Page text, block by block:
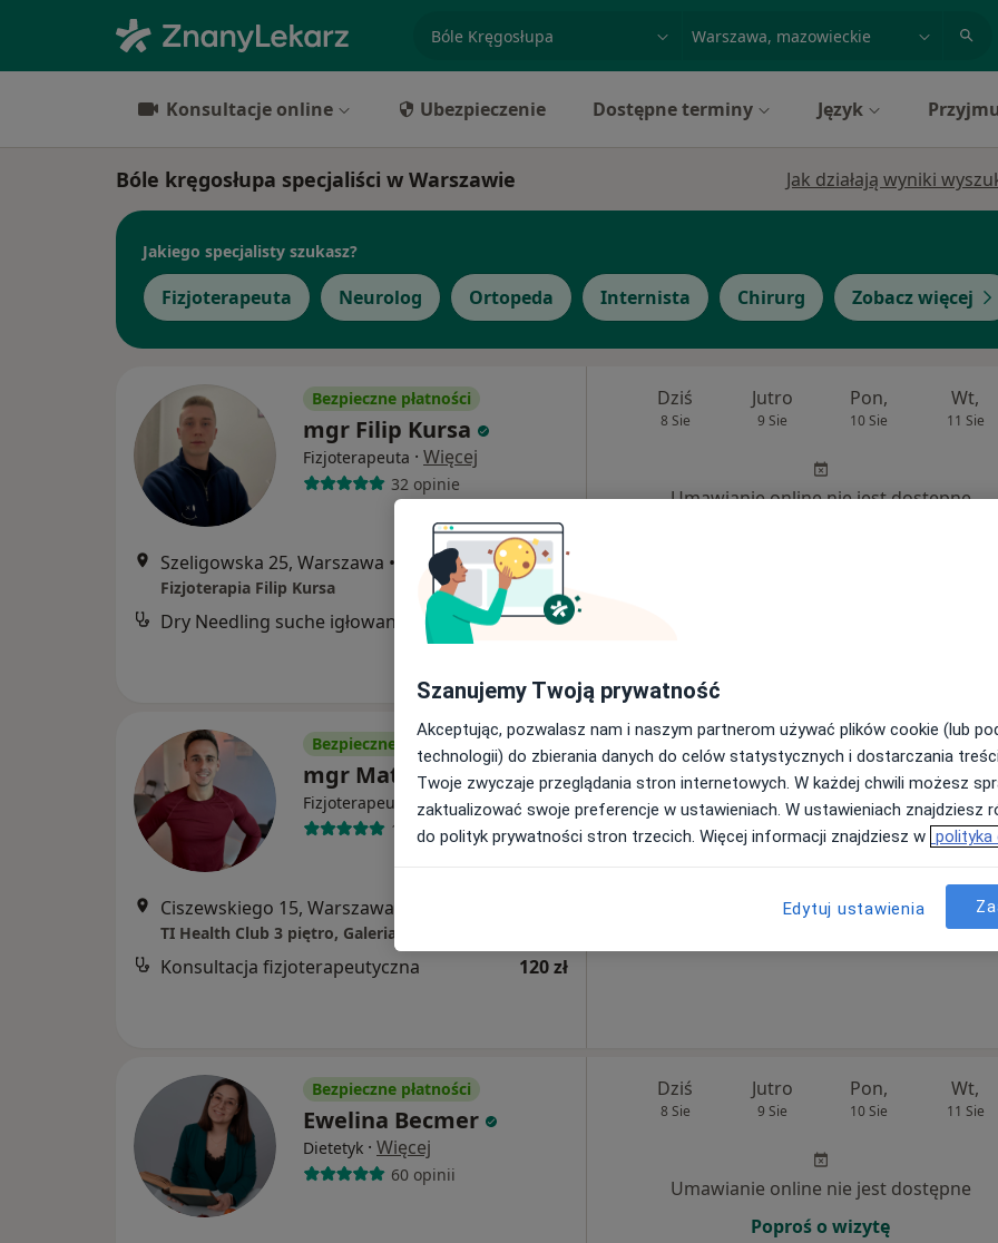
specjalizacja, badanie lub nazwisko
Konsultacje online Ubezpieczenie Dostępne terminy Język
Bóle kręgosłupa specjaliści w Warszawie Jak działają wyniki
Jakiego specjalisty szukasz?
Fizjoterapeuta Neurolog Ortopeda Internista Chirurg Zobacz więcej
Bezpieczne płatności
mgr Filip Kursa
Fizjoterapeuta · Więcej
32 opinie
Szeligowska 25, Warszawa • Mapa
Fizjoterapia Filip Kursa
Dry Needling suche igłowanie 220 zł
Dziś
8 Sie
Jutro
9 Sie
Pon,
10 Sie
Wt,
11 Sie
Umawianie online nie jest dostępne
Bezpieczne płatności
mgr Mateusz Galiński
Fizjoterapeuta ·Więcej
185 opinii
Ciszewskiego 15, Warszawa
TI Health Club 3 piętro, Galeria KEN Center
Konsultacja fizjoterapeutyczna 120 zł
Dziś
8 Sie
Jutro
9 Sie
Pon,
10 Sie
Wt,
11 Sie
Umawianie online nie jest dostępne
Bezpieczne płatności
Ewelina Becmer
Dietetyk · Więcej
60 opinii
Dziś
8 Sie
Jutro
9 Sie
Pon,
10 Sie
Wt,
11 Sie
Umawianie online nie jest dostępne
Poproś o wizytę
Szanujemy Twoją prywatność
Akceptując, pozwalasz nam i naszym partnerom używać plików cookie (lub
technologii) do zbierania danych do celów statystycznych i dostarczania
Twoje zwyczaje przeglądania stron internetowych. W każdej chwili możesz
zaktualizować swoje preferencje w ustawieniach. W ustawieniach znajdziesz
do polityk prywatności stron trzecich. Więcej informacji znajdziesz w polityka
Edytuj ustawienia